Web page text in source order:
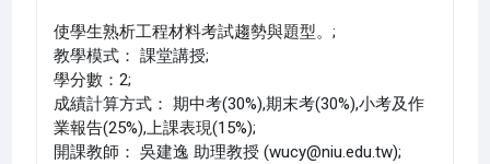
使學生熟析工程材料考試趨勢與題型。;
教學模式： 課堂講授;
學分數：2;
成績計算方式： 期中考(30%),期末考(30%),小考及作
業報告(25%),上課表現(15%);
開課教師： 吳建逸 助理教授 (wucy@niu.edu.tw);